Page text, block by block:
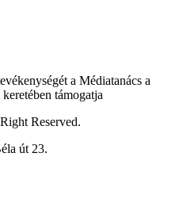
a Médiatanács a
támogatja
Reserved.
út 23.